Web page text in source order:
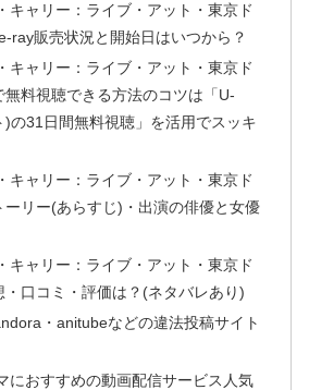
キャリー：ライブ・アット・東京ド
ray販売状況と開始日はいつから？
キャリー：ライブ・アット・東京ド
無料視聴できる方法のコツは「U-
)の31日間無料視聴」を活用でスッキ
キャリー：ライブ・アット・東京ド
ーリー(あらすじ)・出演の俳優と女優
キャリー：ライブ・アット・東京ド
・口コミ・評価は？(ネタバレあり)
・anitubeなどの違法投稿サイト
におすすめの動画配信サービス人気